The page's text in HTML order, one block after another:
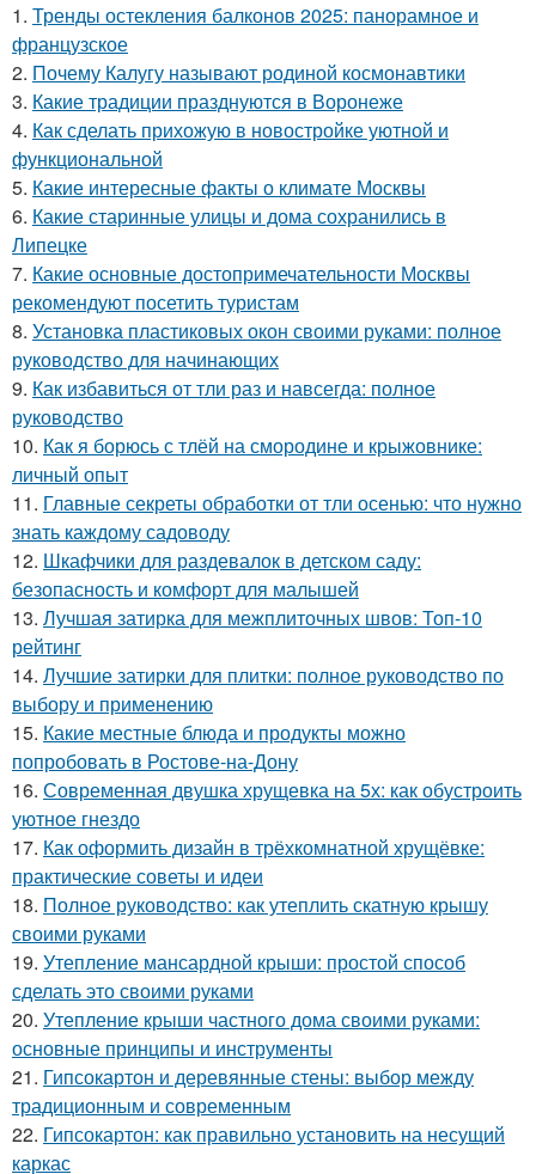
1. Тренды остекления балконов 2025: панорамное и
французское
2. Почему Калугу называют родиной космонавтики
3. Какие традиции празднуются в Воронеже
4. Как сделать прихожую в новостройке уютной и
функциональной
5. Какие интересные факты о климате Москвы
6. Какие старинные улицы и дома сохранились в
Липецке
7. Какие основные достопримечательности Москвы
рекомендуют посетить туристам
8. Установка пластиковых окон своими руками: полное
руководство для начинающих
9. Как избавиться от тли раз и навсегда: полное
руководство
10. Как я борюсь с тлёй на смородине и крыжовнике:
личный опыт
11. Главные секреты обработки от тли осенью: что нужно
знать каждому садоводу
12. Шкафчики для раздевалок в детском саду:
безопасность и комфорт для малышей
13. Лучшая затирка для межплиточных швов: Топ-10
рейтинг
14. Лучшие затирки для плитки: полное руководство по
выбору и применению
15. Какие местные блюда и продукты можно
попробовать в Ростове-на-Дону
16. Современная двушка хрущевка на 5х: как обустроить
уютное гнездо
17. Как оформить дизайн в трёхкомнатной хрущёвке:
практические советы и идеи
18. Полное руководство: как утеплить скатную крышу
своими руками
19. Утепление мансардной крыши: простой способ
сделать это своими руками
20. Утепление крыши частного дома своими руками:
основные принципы и инструменты
21. Гипсокартон и деревянные стены: выбор между
традиционным и современным
22. Гипсокартон: как правильно установить на несущий
каркас